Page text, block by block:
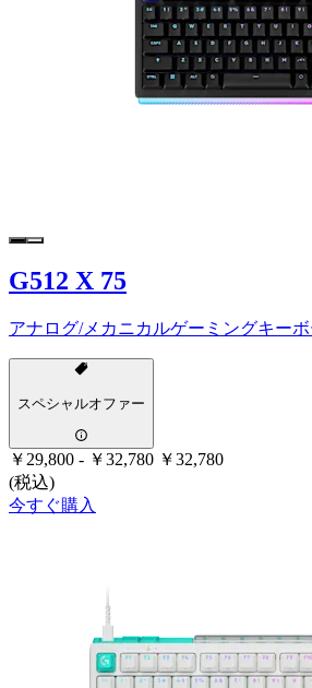
G512 X 75
アナログ/メカニカルゲーミングキーボ
スペシャルオファー
￥29,800 - ￥32,780 ￥32,780
(税込)
今すぐ購入